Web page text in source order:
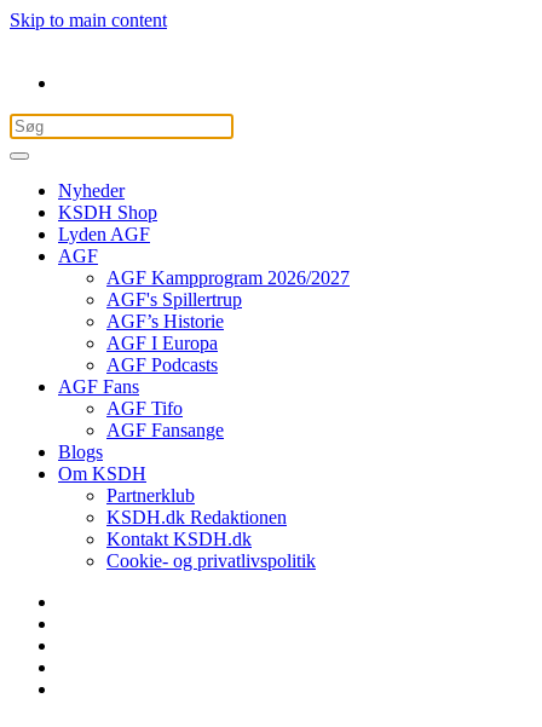
Skip to main content
Nyheder
KSDH Shop
Lyden AGF
AGF
AGF Kampprogram 2026/2027
AGF's Spillertrup
AGF’s Historie
AGF I Europa
AGF Podcasts
AGF Fans
AGF Tifo
AGF Fansange
Blogs
Om KSDH
Partnerklub
KSDH.dk Redaktionen
Kontakt KSDH.dk
Cookie- og privatlivspolitik